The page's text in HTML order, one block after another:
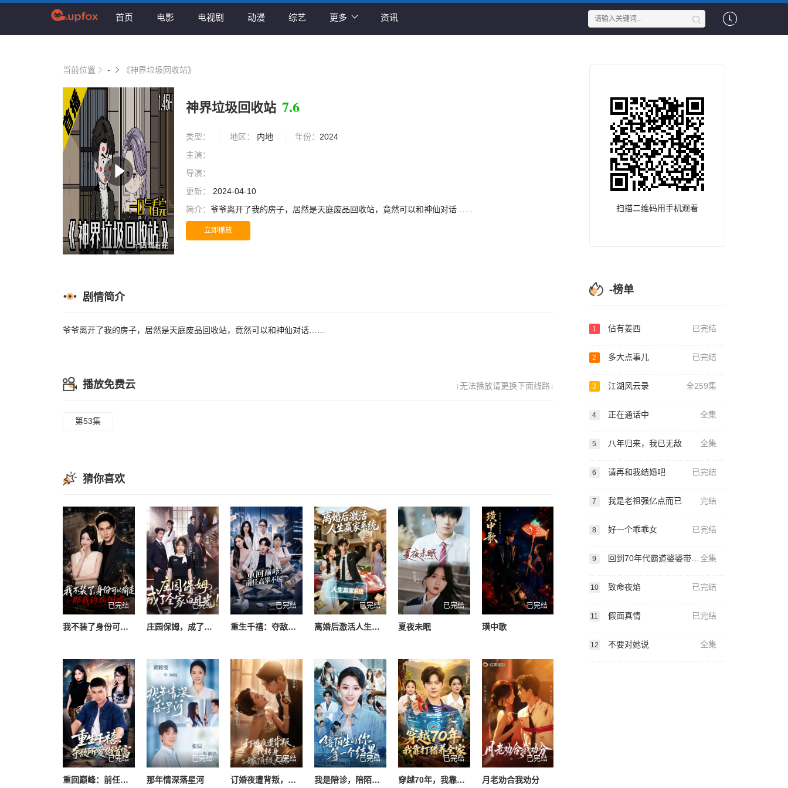
首页 电影 电视剧 动漫 综艺 更多 资讯
当前位置 - 《神界垃圾回收站》
一口气看完
神界垃圾回收站 7.6
类型： 地区： 内地 年份： 2024
主演：
导演：
更新：
2024-04-10
简介： 爷爷离开了我的房子，居然是天庭废品回收站，竟然可以和神仙对话……
立即播放
剧情简介
爷爷离开了我的房子，居然是天庭废品回收站，竟然可以和神仙对话……
↓无法播放请更换下面线路↓
播放免费云
第53集
猜你喜欢
已完结
我不装了身份可以偷走那我的病例呢
已完结
庄园保姆，成了全家白月光
已完结
重生千禧：夺敌所爱做首富
已完结
离婚后激活人生赢家系统
已完结
夏夜未眠
已完结
璜中歌
已完结
重回巅峰：前任高攀不起
已完结
那年情深落星河
已完结
订婚夜遭背叛，我转身嫁顶级大佬
已完结
我是陪诊，陪陌生的你等一个结果
已完结
穿越70年，我靠打猎养全家
已完结
月老劝合我劝分
扫描二维码用手机观看
-榜单
1 佔有姜西 已完结
2 多大点事儿 已完结
3 江湖风云录 全259集
4 正在通话中 全集
5 八年归来，我已无敌 全集
6 请再和我结婚吧 已完结
7 我是老祖强亿点而已 完结
8 好一个乖乖女 已完结
9 回到70年代霸道婆婆带我飞 全集
10 致命夜焰 已完结
11 假面真情 已完结
12 不要对她说 全集